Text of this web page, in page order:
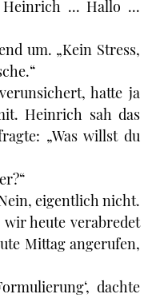
... Hallo ...
um. „Kein Stress,
hatte ja
Heinrich sah das
„Was willst du
eigentlich nicht.
heute verabredet
Mittag angerufen,
dachte